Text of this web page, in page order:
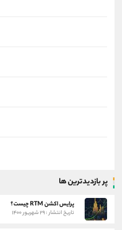
پر بازدیدترین ها
پرایس اکشن RTM چیست؟
تاریخ انتشار : ۲۹ شهریور ۱۴۰۰